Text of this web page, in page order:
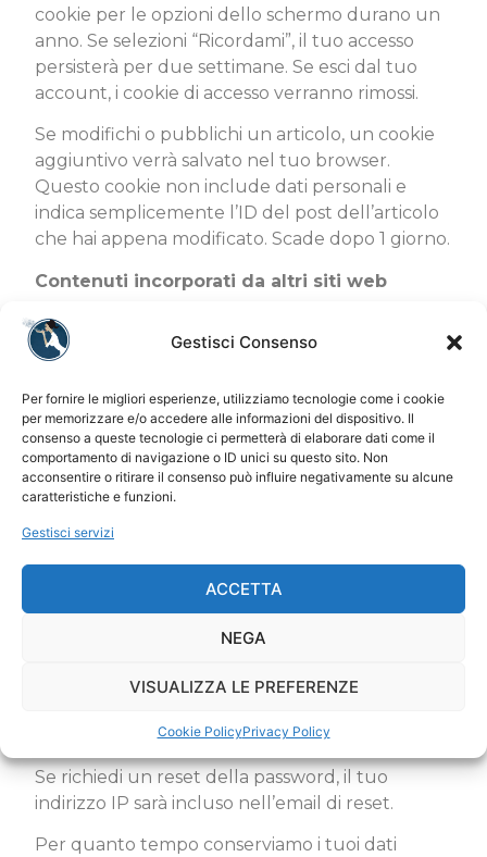
Gestisci Consenso
Per fornire le migliori esperienze, utilizziamo tecnologie come i cookie
per memorizzare e/o accedere alle informazioni del dispositivo. Il
consenso a queste tecnologie ci permetterà di elaborare dati come il
comportamento di navigazione o ID unici su questo sito. Non
acconsentire o ritirare il consenso può influire negativamente su alcune
caratteristiche e funzioni.
Gestisci servizi
ACCETTA
NEGA
VISUALIZZA LE PREFERENZE
Cookie PolicyPrivacy Policy
cookie per le opzioni dello schermo durano un
anno. Se selezioni “Ricordami”, il tuo accesso
persisterà per due settimane. Se esci dal tuo
account, i cookie di accesso verranno rimossi.
Se modifichi o pubblichi un articolo, un cookie
aggiuntivo verrà salvato nel tuo browser.
Questo cookie non include dati personali e
indica semplicemente l’ID del post dell’articolo
che hai appena modificato. Scade dopo 1 giorno.
Contenuti incorporati da altri siti web
Gli articoli su questo sito possono includere
contenuti incorporati (ad esempio video,
da altri siti web si comportano esattamente allo
stesso modo come se il visitatore avesse visitato
l’altro sito web.
Questi siti web possono raccogliere dati su di te,
inclusa la tracciatura della tua interazione con il
Con chi condividiamo i tuoi dati
Se richiedi un reset della password, il tuo
indirizzo IP sarà incluso nell’email di reset.
Per quanto tempo conserviamo i tuoi dati